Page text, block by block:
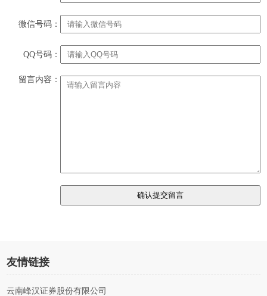
微信号码：
QQ号码：
留言内容：
友情链接
云南峰汉证券股份有限公司